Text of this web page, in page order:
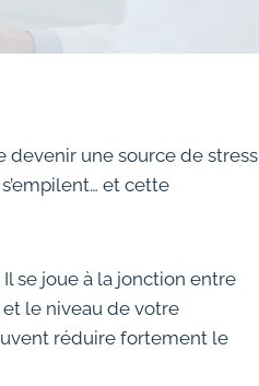
devenir une source de stress
et cette
se joue à la jonction entre
le niveau de votre
réduire fortement le